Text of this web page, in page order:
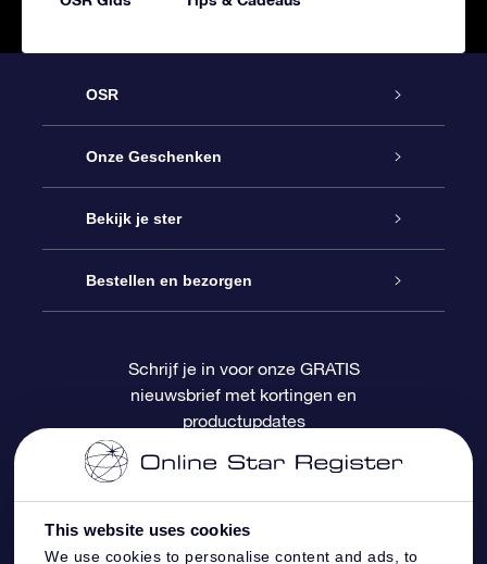
This website uses cookies
We use cookies to personalise content and ads, to
OSR
Service
Contact
Blog
OSR Recensies
Onze Geschenken
Online Star Gift
OSR Cadeaupakket
OSR Cadeaukaart
Relatiegeschenken
Bekijk je ster
Sterrenregister
Gepersonaliseerde sterrenpagina
One Million Stars
OSR Starsaver
Bestellen en bezorgen
Betalingsinformatie
Verzendinformatie
Retourbeleid
Schrijf je in voor onze GRATIS
nieuwsbrief met kortingen en
productupdates